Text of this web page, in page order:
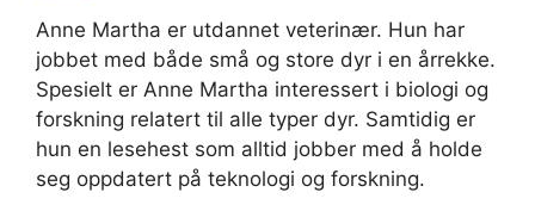
Anne Martha er utdannet veterinær. Hun har
jobbet med både små og store dyr i en årrekke.
Spesielt er Anne Martha interessert i biologi og
forskning relatert til alle typer dyr. Samtidig er
hun en lesehest som alltid jobber med å holde
seg oppdatert på teknologi og forskning.